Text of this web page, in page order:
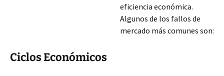
eficiencia económica.
Algunos de los fallos de
mercado más comunes son:
Ciclos Económicos